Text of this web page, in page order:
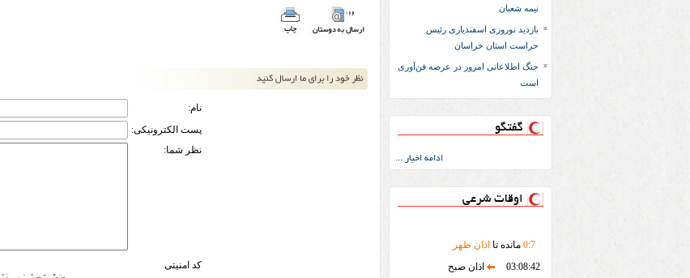
نیمه شعبان
بازدید نوروزی اسفندیاری رئیس
حراست استان خراسان
جنگ اطلاعاتی امروز در عرصه فن‌آوری
است
گفتگو
ادامه اخبار ...
اوقات شرعی
0:7 مانده تا اذان ظهر
03:08:42
اذان صبح
نام:
پست الکترونیکی:
نظر شما:
کد امنیتی